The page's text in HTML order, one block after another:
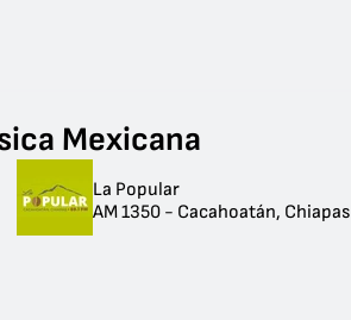
Mexicana
La Popular
AM 1350 - Cacahoatán, Chiapas